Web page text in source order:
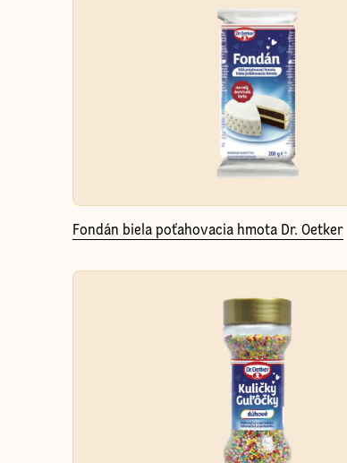
Fondán biela poťahovacia hmota Dr. Oetker